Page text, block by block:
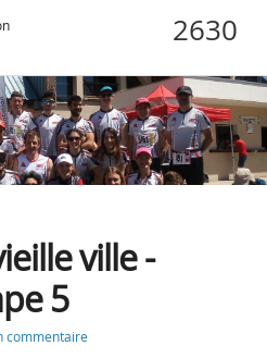
ville -
5
commentaire